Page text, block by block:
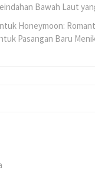
Bawah Laut
Honeymoon:
Pasangan Baru